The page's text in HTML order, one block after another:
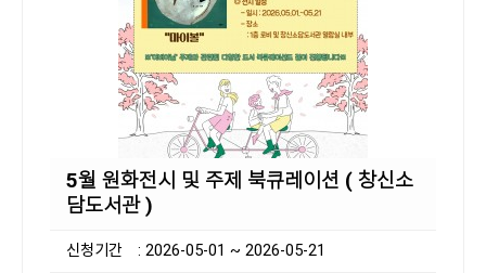
5월 원화전시 및 주제 북큐레이션 ( 창신소
담도서관 )
신청기간 : 2026-05-01 ~ 2026-05-21